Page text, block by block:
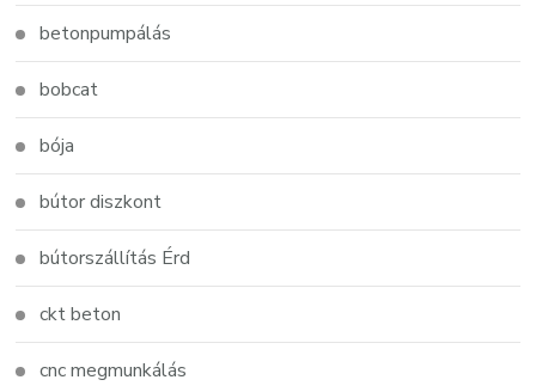
betonpumpálás
bobcat
bója
bútor diszkont
bútorszállítás Érd
ckt beton
cnc megmunkálás